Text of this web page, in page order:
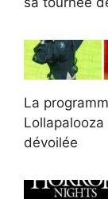
La
dévoilée